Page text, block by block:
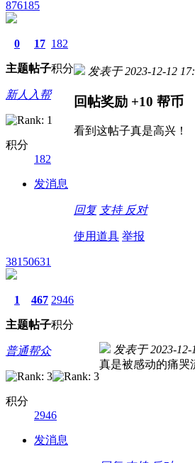
876185
0
主题
17
帖子
182
积分
新人入帮
积分
182
发消息
发表于 2023-12-12
回帖奖励 +10 帮币
看到这帖子真是高兴！
回复 支持 反对
使用道具 举报
38150631
1
主题
467
帖子
2946
积分
普通帮众
积分
2946
发消息
发表于 2023-12-
真是被感动的痛